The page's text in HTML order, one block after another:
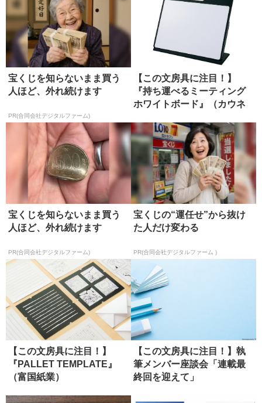
宝くじを知らないまま買う
人ほど、外れ続けます
PR(合同会社デジタルファーム)
【この文房具に注目！】
『持ち運べるミーティング
ホワイトボード』（カウネ
宝くじを知らないまま買う
人ほど、外れ続けます
PR(合同会社デジタルファーム)
宝くじの“運任せ”から抜け
た人だけ変わる
PR(合同会社デジタルファーム )
【この文房具に注目！】
『PALLET TEMPLATE』
（富国紙業）
【この文房具に注目！】執
筆メンバー座談会「連載最
終回を迎えて」